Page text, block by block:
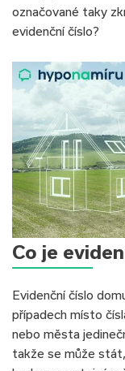
označované taky
evidenční číslo?
Co je
Evidenční číslo
případech místo
nebo města
takže se může